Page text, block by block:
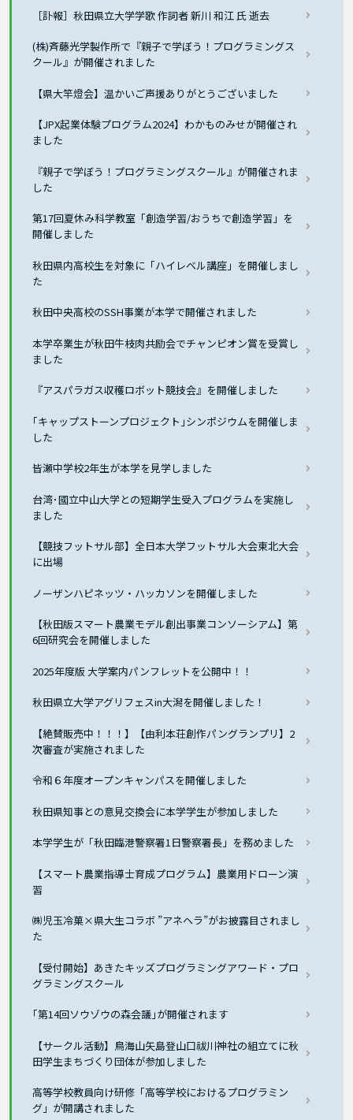
［訃報］秋田県立大学学歌 作詞者 新川 和江 氏 逝去
(株)斉藤光学製作所で『親子で学ぼう！プログラミングス
クール』が開催されました
【県大竿燈会】温かいご声援ありがとうございました
【JPX起業体験プログラム2024】わかものみせが開催され
ました
『親子で学ぼう！プログラミングスクール』が開催されま
した
第17回夏休み科学教室「創造学習/おうちで創造学習」を
開催しました
秋田県内高校生を対象に「ハイレベル講座」を開催しまし
た
秋田中央高校のSSH事業が本学で開催されました
本学卒業生が秋田牛枝肉共励会でチャンピオン賞を受賞し
ました
『アスパラガス収穫ロボット競技会』を開催しました
｢キャップストーンプロジェクト｣シンポジウムを開催しま
した
皆瀬中学校2年生が本学を見学しました
台湾･國立中山大学との短期学生受入プログラムを実施し
ました
【競技フットサル部】全日本大学フットサル大会東北大会
に出場
ノーザンハピネッツ・ハッカソンを開催しました
【秋田版スマート農業モデル創出事業コンソーシアム】第
6回研究会を開催しました
2025年度版 大学案内パンフレットを公開中！！
秋田県立大学アグリフェスin大潟を開催しました！
【絶賛販売中！！！】【由利本荘創作パングランプリ】2
次審査が実施されました
令和６年度オープンキャンパスを開催しました
秋田県知事との意見交換会に本学学生が参加しました
本学学生が「秋田臨港警察署1日警察署長」を務めました
【スマート農業指導士育成プログラム】農業用ドローン演
習
㈱児玉冷菓×県大生コラボ ”アネヘラ”がお披露目されまし
た
【受付開始】あきたキッズプログラミングアワード・プロ
グラミングスクール
｢第14回ソウゾウの森会議｣が開催されます
【サークル活動】鳥海山矢島登山口祓川神社の組立てに秋
田学生まちづくり団体が参加しました
高等学校教員向け研修「高等学校におけるプログラミン
グ」が開講されました